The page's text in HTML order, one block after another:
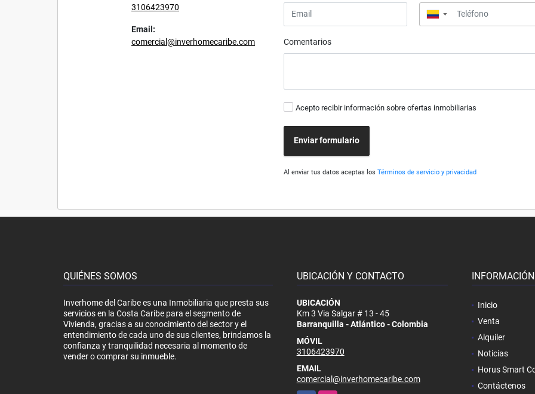
3106423970
Email:
comercial@inverhomecaribe.com
▼
Comentarios
Acepto recibir información sobre ofertas inmobiliarias
Enviar formulario
Al enviar tus datos aceptas losTérminos de servicio y privacidad
QUIÉNES SOMOS
Inverhome del Caribe es una Inmobiliaria que presta sus
servicios en la Costa Caribe para el segmento de
Vivienda, gracias a su conocimiento del sector y el
entendimiento de cada uno de sus clientes, brindamos la
confianza y tranquilidad necesaria al momento de
vender o comprar su inmueble.
UBICACIÓN Y CONTACTO
UBICACIÓN
Km 3 Via Salgar # 13 - 45
Barranquilla - Atlántico - Colombia
MÓVIL
3106423970
EMAIL
comercial@inverhomecaribe.com
INFORMACIÓN
Inicio
Venta
Alquiler
Noticias
Horus Smart
Contáctenos